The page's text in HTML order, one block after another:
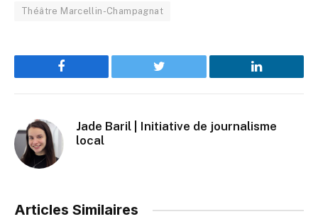
Théâtre Marcellin-Champagnat
Facebook Twitter LinkedIn
Jade Baril | Initiative de journalisme
local
Articles Similaires